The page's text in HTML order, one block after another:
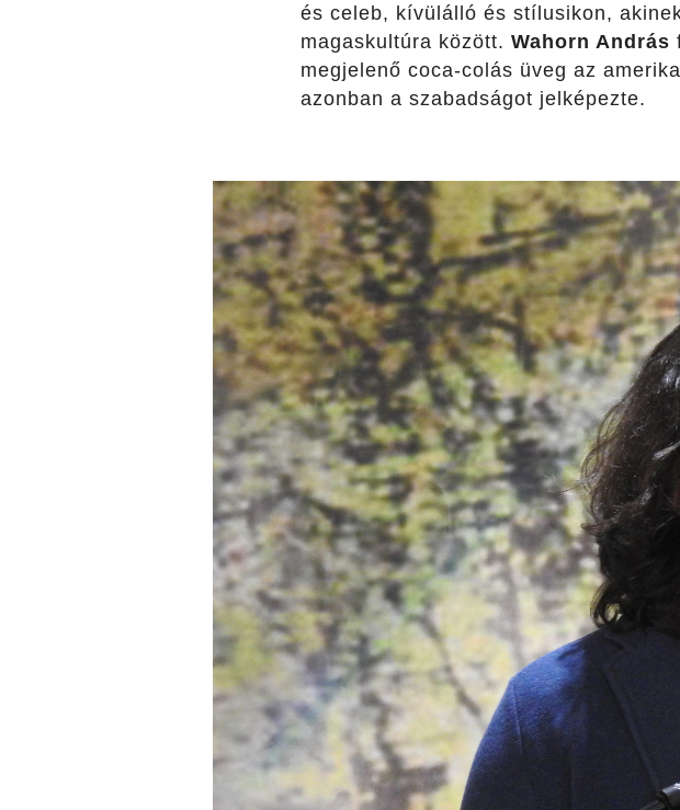
és celeb, kívülálló és stílusikon,
magaskultúra között. Wahorn András
megjelenő coca-colás üveg az
azonban a szabadságot jelképezte.